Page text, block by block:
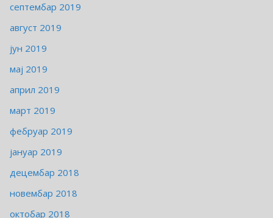
септембар 2019
август 2019
јун 2019
мај 2019
април 2019
март 2019
фебруар 2019
јануар 2019
децембар 2018
новембар 2018
октобар 2018